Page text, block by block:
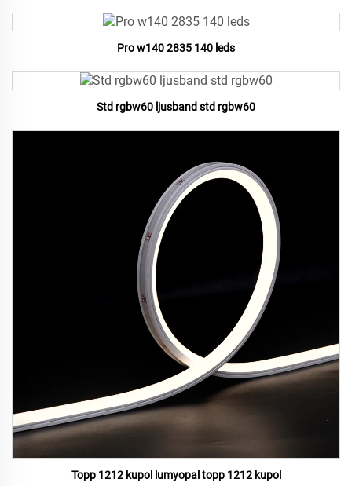
Pro w140 2835 140 leds
Std rgbw60 ljusband std rgbw60
Topp 1212 kupol lumyopal topp 1212 kupol